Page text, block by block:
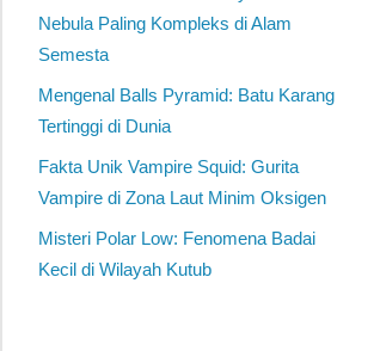
Nebula Paling Kompleks di Alam
Semesta
Mengenal Balls Pyramid: Batu Karang
Tertinggi di Dunia
Fakta Unik Vampire Squid: Gurita
Vampire di Zona Laut Minim Oksigen
Misteri Polar Low: Fenomena Badai
Kecil di Wilayah Kutub